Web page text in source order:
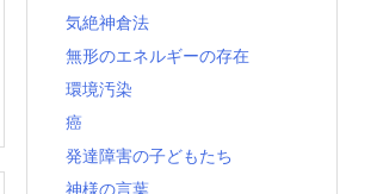
気絶神倉法
無形のエネルギーの存在
環境汚染
癌
発達障害の子どもたち
神様の言葉